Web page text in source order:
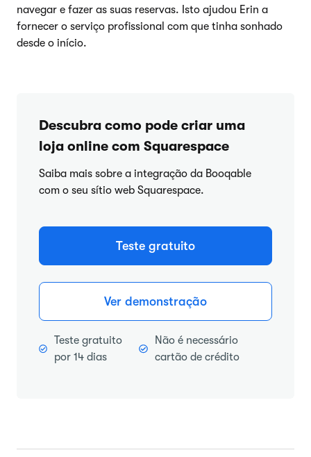
navegar e fazer as suas reservas. Isto ajudou Erin a
fornecer o serviço profissional com que tinha sonhado
desde o início.
Descubra como pode criar uma
loja online com Squarespace
Saiba mais sobre a integração da Booqable
com o seu sítio web Squarespace.
Teste gratuito
Ver demonstração
Teste gratuito
por 14 dias
Não é necessário
cartão de crédito